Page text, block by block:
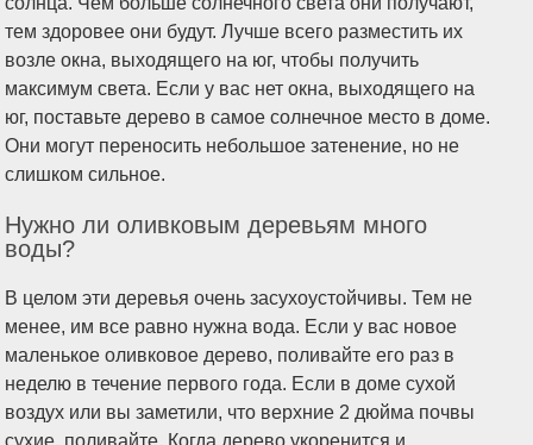
тем здоровее они будут. Лучше всего разместить их
возле окна, выходящего на юг, чтобы получить
максимум света. Если у вас нет окна, выходящего на
юг, поставьте дерево в самое солнечное место в доме.
Они могут переносить небольшое затенение, но не
слишком сильное.
Нужно ли оливковым деревьям много
воды?
В целом эти деревья очень засухоустойчивы. Тем не
менее, им все равно нужна вода. Если у вас новое
маленькое оливковое дерево, поливайте его раз в
неделю в течение первого года. Если в доме сухой
воздух или вы заметили, что верхние 2 дюйма почвы